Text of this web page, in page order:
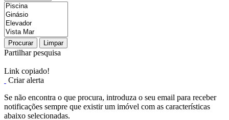
Procurar Limpar
Partilhar pesquisa
Link copiado!
Criar alerta
Se não encontra o que procura, introduza o seu email para receber
notificações sempre que existir um imóvel com as características
abaixo selecionadas.